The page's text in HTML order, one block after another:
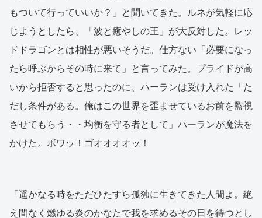
もついて行っていいか？」と聞いてきた。ルネが気軽に応
じようとしたら、「波と癒やしの王」が大反対した。レッ
ドドラゴンとは相性が悪いそうだ。仕方ない「必要になっ
たら呼ぶからその時に来て」と言ってみた。プライドが高
いから拒否すると思ったのに、ハーランは受け入れた「た
だし条件がある。俺はこの世界を歪ませているお前を監視
させてもらう・・均衡を守る者として」ハーランが魔法を
かけた。ボワッ！ゴオオオオッ！
「遥かなる時をただひたすら孤独に生きてきた人間よ。絶
え間なく燃ゆる炎のかなたで我を求めるその日を待つとし